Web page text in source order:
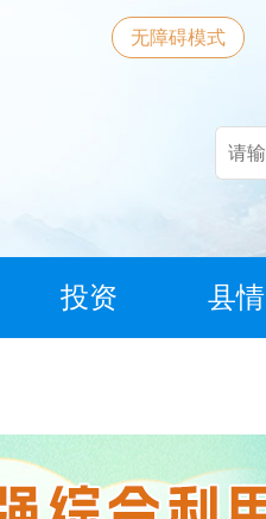
无障碍模式
投资 县情